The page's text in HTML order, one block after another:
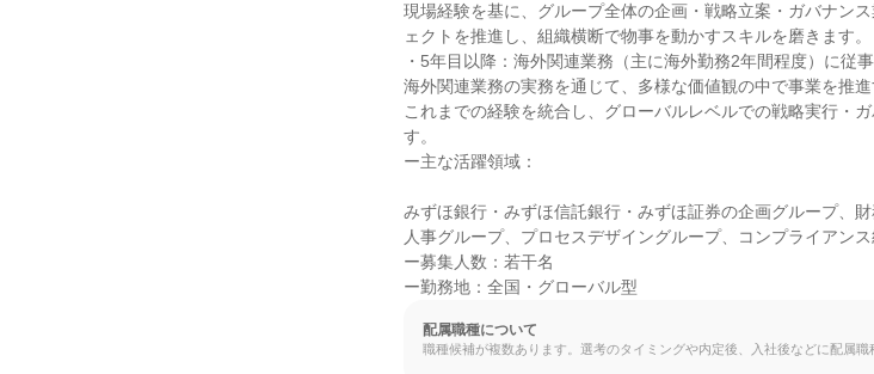
現場経験を基に、グループ全体の企画・戦略立案・ガバナン
ェクトを推進し、組織横断で物事を動かすスキルを磨きます。
・5年目以降：海外関連業務（主に海外勤務2年間程度）に従
海外関連業務の実務を通じて、多様な価値観の中で事業を推進
これまでの経験を統合し、グローバルレベルでの戦略実行・
す。
ー主な活躍領域：
みずほ銀行・みずほ信託銀行・みずほ証券の企画グループ、
人事グループ、プロセスデザイングループ、コンプライアン
ー募集人数：若干名
ー勤務地：全国・グローバル型
配属職種について
職種候補が複数あります。選考のタイミングや内定後、入社後などに配属職